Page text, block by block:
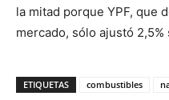
la mitad porque YPF, que
mercado, sólo ajustó
ETIQUETAS combustibles